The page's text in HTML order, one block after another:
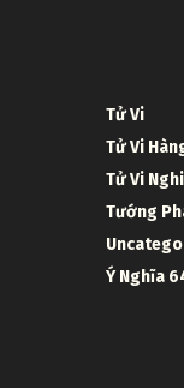
Tử Vi
Tử Vi
Tử Vi
Tướng
Ý Nghĩa